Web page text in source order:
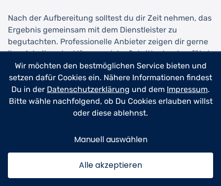
Nach der Aufbereitung solltest du dir Zeit nehmen, das
Ergebnis gemeinsam mit dem Dienstleister zu
begutachten. Professionelle Anbieter zeigen dir gerne
ihre Arbeit und erklären, welche Schritte durchgeführt
wurden. Falls du mit einzelnen Aspekten nicht
zufrieden bist, sprich dies direkt an – seriöse
Aufbereiter bessern bei berechtigten Beanstandungen
ohne Probleme nach. Umgekehrt hilft positives
Feedback durch Bewertungen oder
andere Kunden bei ihrer Auswahl.
Für eine langfristig gute Zusammenarbeit lohnt es sich,
bei Zufriedenheit beim selben Anbieter zu bleiben.
Wir möchten den bestmöglichen Service bieten und
setzen dafür Cookies ein. Nähere Informationen findest
Du in der Datenschutzerklärung und dem Impressum.
Bitte wähle nachfolgend, ob Du Cookies erlauben willst
oder diese ablehnst.
Manuell auswählen
Alle akzeptieren